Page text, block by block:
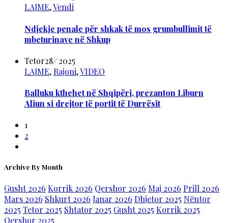
LAJME,Vendi
Ndjekje penale për shkak të mos grumbullimit të
mbeturinave në Shkup
Tetor28/2025
LAJME, Rajoni,VIDEO
Balluku kthehet në Shqipëri, prezanton Liburn
Aliun si drejtor të portit të Durrësit
1
2
Archive By Month
Gusht 2026 Korrik 2026 Qershor 2026 Maj 2026 Prill 2026
Mars 2026 Shkurt 2026 Janar 2026 Dhjetor 2025 Nëntor
2025 Tetor 2025 Shtator 2025 Gusht 2025 Korrik 2025
Qershor 2025